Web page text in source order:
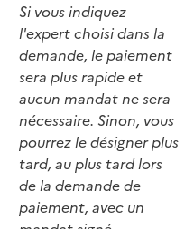
Si vous indiquez
l'expert choisi dans la
demande, le paiement
sera plus rapide et
aucun mandat ne sera
nécessaire. Sinon, vous
pourrez le désigner plus
tard, au plus tard lors
de la demande de
paiement, avec un